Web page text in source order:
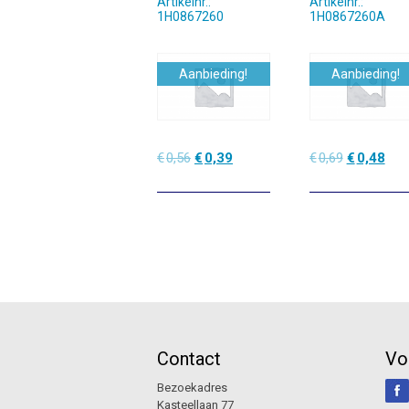
1H0867260
Aanbieding!
€0,56 Oorspronkelijke
was:
€ 0,39Huidige
is:
1H0867260A
Aanbieding!
€0,69
was:
€ 0,48
is:
Contact
Bezoekadres
Kasteellaan 77